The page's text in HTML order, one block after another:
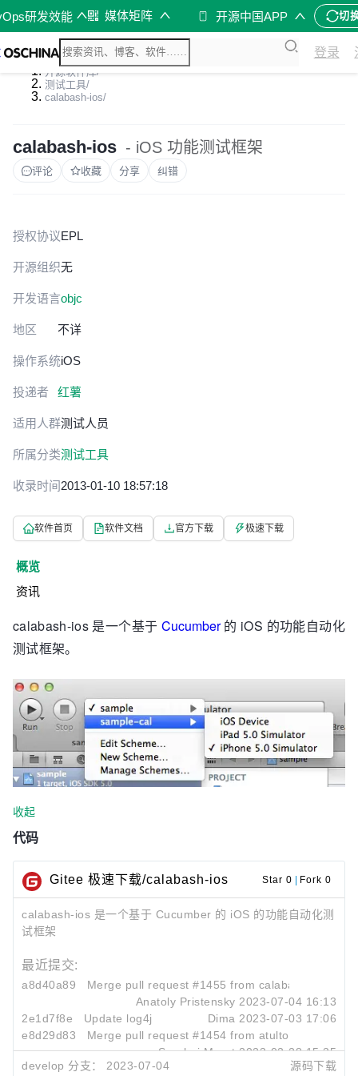
研发效能 媒体矩阵 开源中国APP 切
登录
开源软件库/
测试工具/
calabash-ios/
calabash-ios - iOS 功能测试框架
评论 收藏 分享 纠错
授权协议EPL
开源组织无
开发语言objc
地区 不详
操作系统iOS
投递者 红薯
适用人群测试人员
所属分类测试工具
收录时间2013-01-10 18:57:18
软件首页 软件文档 官方下载 极速下载
概览
资讯
calabash-ios 是一个基于 Cucumber的 iOS 的功能自动化
测试框架。
收起
代码
Gitee 极速下载/calabash-ios Star 0 Fork 0
calabash-ios 是一个基于 Cucumber 的 iOS 的功能自动化测
试框架
最近提交:
a8d40a89
Merge pull request #1455 from calabash/update-
Anatoly Pristensky 2023-07-04 16:13
2e1d7f8e
Update log4j Dima 2023-07-03 17:06
e8d29d83
Merge pull request #1454 from atultomarDS/
Serghei Moret 2023-02-28 15:35
develop 分支：
2023-07-04 源码下载